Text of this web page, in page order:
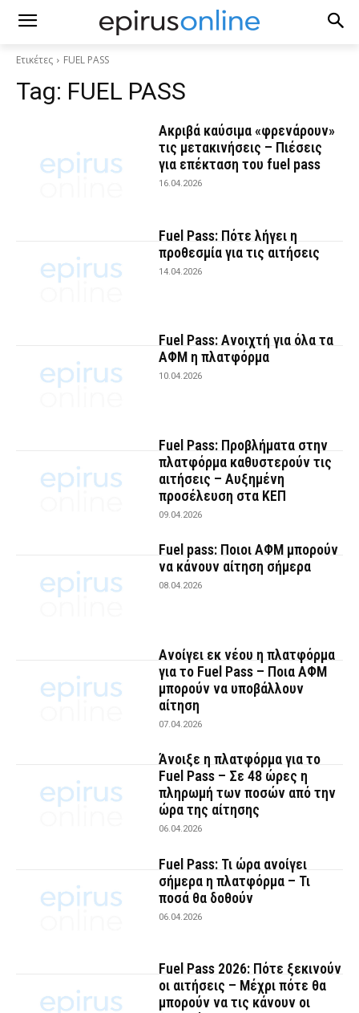
Ετικέτες FUEL PASS
Tag: FUEL PASS
Ακριβά καύσιμα «φρενάρουν»
τις μετακινήσεις – Πιέσεις
για επέκταση του fuel pass
16.04.2026
Fuel Pass: Πότε λήγει η
προθεσμία για τις αιτήσεις
14.04.2026
Fuel Pass: Ανοιχτή για όλα τα
ΑΦΜ η πλατφόρμα
10.04.2026
Fuel Pass: Προβλήματα στην
πλατφόρμα καθυστερούν τις
αιτήσεις – Αυξημένη
προσέλευση στα ΚΕΠ
09.04.2026
Fuel pass: Ποιοι ΑΦΜ μπορούν
να κάνουν αίτηση σήμερα
08.04.2026
Ανοίγει εκ νέου η πλατφόρμα
για το Fuel Pass – Ποια ΑΦΜ
μπορούν να υποβάλλουν
αίτηση
07.04.2026
Άνοιξε η πλατφόρμα για το
Fuel Pass – Σε 48 ώρες η
πληρωμή των ποσών από την
ώρα της αίτησης
06.04.2026
Fuel Pass: Τι ώρα ανοίγει
σήμερα η πλατφόρμα – Τι
ποσά θα δοθούν
06.04.2026
Fuel Pass 2026: Πότε ξεκινούν
οι αιτήσεις – Μέχρι πότε θα
μπορούν να τις κάνουν οι